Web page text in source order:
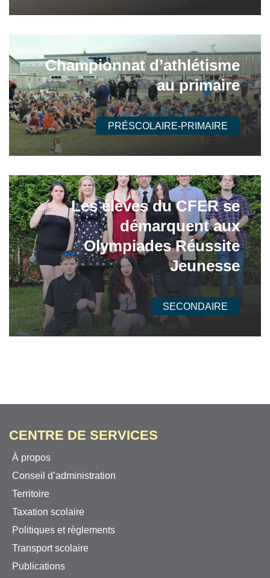
Championnat d’athlétisme
au primaire
PRÉSCOLAIRE-PRIMAIRE
Les élèves du CFER se
démarquent aux
Olympiades Réussite
Jeunesse
SECONDAIRE
CENTRE DE SERVICES
À propos
Conseil d’administration
Territoire
Taxation scolaire
Politiques et règlements
Transport scolaire
Publications